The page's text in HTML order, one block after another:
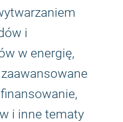
i
w energię,
i inne tematy